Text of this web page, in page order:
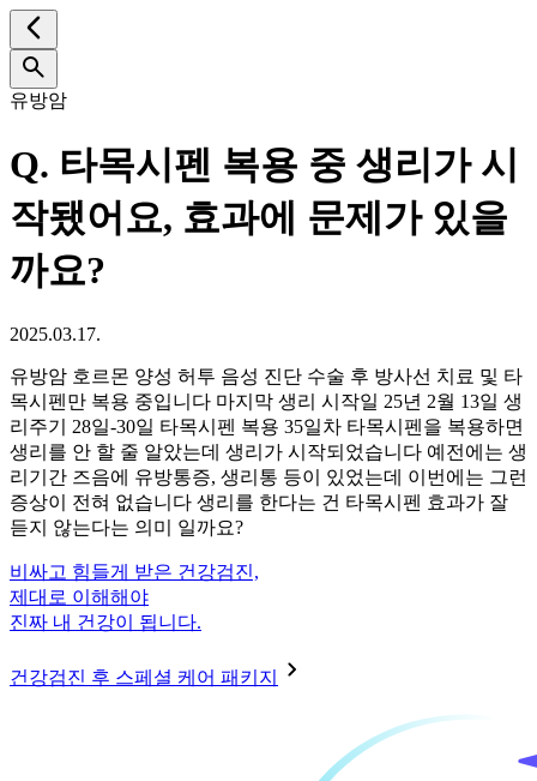
유방암
Q. 타목시펜 복용 중 생리가 시
작됐어요, 효과에 문제가 있을
까요?
2025.03.17.
유방암 호르몬 양성 허투 음성 진단 수술 후 방사선 치료 및 타
목시펜만 복용 중입니다 마지막 생리 시작일 25년 2월 13일 생
리주기 28일-30일 타목시펜 복용 35일차 타목시펜을 복용하면
생리를 안 할 줄 알았는데 생리가 시작되었습니다 예전에는 생
리기간 즈음에 유방통증, 생리통 등이 있었는데 이번에는 그런
증상이 전혀 없습니다 생리를 한다는 건 타목시펜 효과가 잘
듣지 않는다는 의미 일까요?
비싸고 힘들게 받은 건강검진,
제대로 이해해야
진짜 내 건강이 됩니다.
건강검진 후 스페셜 케어 패키지